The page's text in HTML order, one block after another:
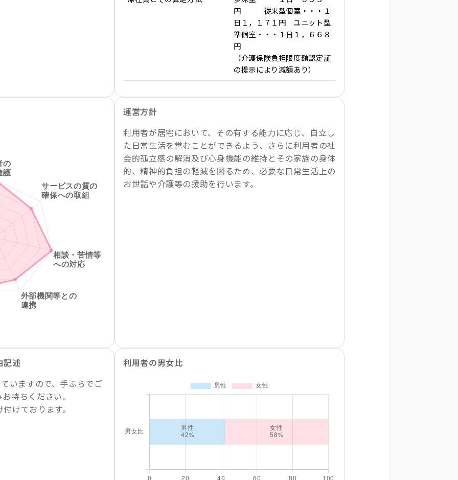
円 従来型個室・・・１
日１，１７１円 ユニット型
準個室・・・１日１，６６８
円
（介護保険負担限度額認定証
の提示により減額あり）
運営方針
利用者が居宅において、その有する能力に応じ、自立し
た日常生活を営むことができるよう、さらに利用者の社
会的孤立感の解消及び心身機能の維持とその家族の身体
的、精神的負担の軽減を図るため、必要な日常生活上の
お世話や介護等の援助を行います。
記述
いますので、手ぶらでご
持ちください。
けております。
利用者の男女比